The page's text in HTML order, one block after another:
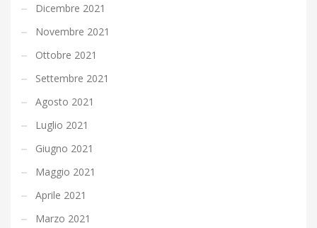
Dicembre 2021
Novembre 2021
Ottobre 2021
Settembre 2021
Agosto 2021
Luglio 2021
Giugno 2021
Maggio 2021
Aprile 2021
Marzo 2021